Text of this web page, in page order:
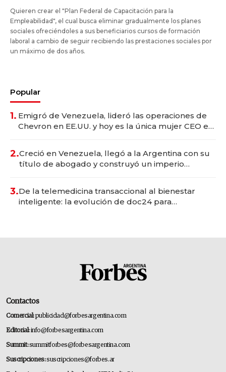
Quieren crear el "Plan Federal de Capacitación para la
Empleabilidad", el cual busca eliminar gradualmente los planes
sociales ofreciéndoles a sus beneficiarios cursos de formación
laboral a cambio de seguir recibiendo las prestaciones sociales por
un máximo de dos años.
Popular
1. Emigró de Venezuela, lideró las operaciones de
Chevron en EE.UU. y hoy es la única mujer CEO en
2.Creció en Venezuela, llegó a la Argentina con su
título de abogado y construyó un imperio
3.De la telemedicina transaccional al bienestar
inteligente: la evolución de doc24 para
Contactos
Comercial:publicidad@forbesargentina.com
Editorial:info@forbesargentina.com
Summit:summitforbes@forbesargentina.com
Suscripciones:suscripciones@forbes.ar